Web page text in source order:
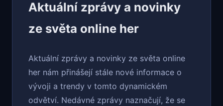
Aktuální zprávy a novinky
ze světa online her
Aktuální zprávy a novinky ze světa online
her nám přinášejí stále nové informace o
vývoji a trendy v tomto dynamickém
odvětví. Nedávné zprávy naznačují, že se